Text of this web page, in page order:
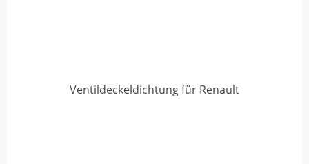
Ventildeckeldichtung für Renault